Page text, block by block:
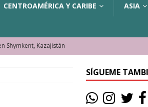
CENTROAMÉRICA Y CARIBE ASIA
Shymkent, Kazajistán
nosotros?
SÍGUEME